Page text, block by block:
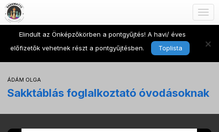
Elindult az Önképzőkörben a pontgyűjtés! A havi/ éves
előfizetők vehetnek részt a pontgyűjtésben.
Toplista ×
ÁDÁM OLGA
Sakktáblás foglalkoztató óvodásoknak